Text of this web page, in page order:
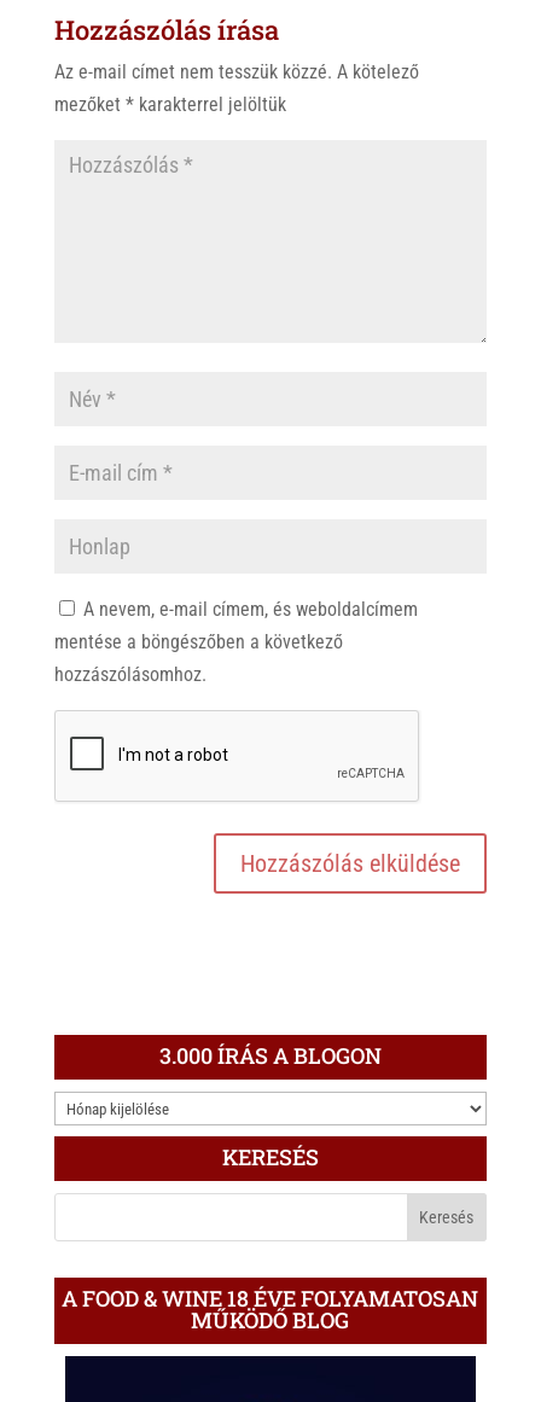
A
p
o
k
Hozzászólás írása
Az e-mail címet nem tesszük közzé. A kötelező
mezőket *karakterrel jelöltük
A nevem, e-mail címem, és weboldalcímem
mentése a böngészőben a következő
hozzászólásomhoz.
3.000 ÍRÁS A BLOGON
3.000
ÍRÁS
KERESÉS
A FOOD & WINE 18 ÉVE FOLYAMATOSAN
MŰKÖDŐ BLOG